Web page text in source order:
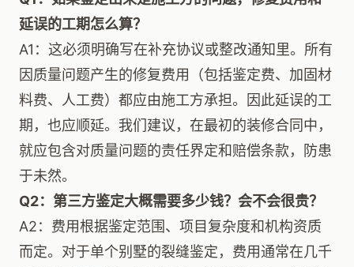
延误的工期怎么算？
A1：这必须明确写在补充协议或整改通知里。所有
因质量问题产生的修复费用（包括鉴定费、加固材
料费、人工费）都应由施工方承担。因此延误的工
期，也应顺延。我们建议，在最初的装修合同中，
就应包含对质量问题的责任界定和赔偿条款，防患
于未然。
Q2：第三方鉴定大概需要多少钱？会不会很贵？
A2：费用根据鉴定范围、项目复杂度和机构资质
而定。对于单个别墅的裂缝鉴定，费用通常在几千